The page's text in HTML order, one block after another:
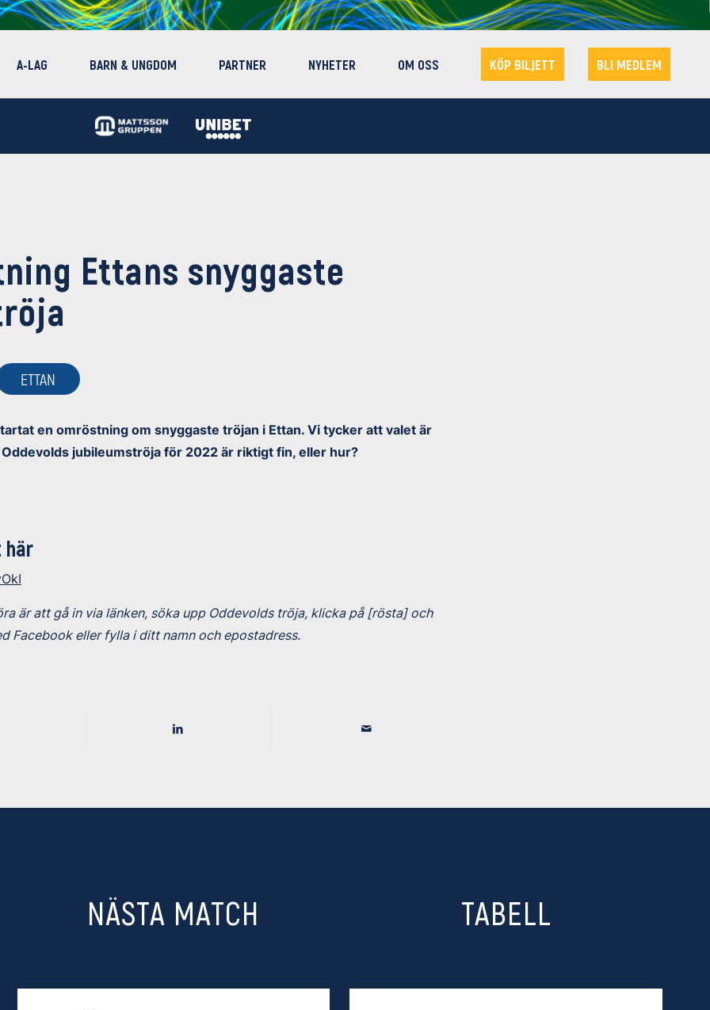
A-LAG BARN & UNGDOM PARTNER NYHETER OM OSS KÖP BILJETT BLI MEDLEM
Ettans snyggaste
ETTAN
en omröstning om snyggaste tröjan i Ettan. Vi tycker att valet är
jubileumströja för 2022 är riktigt fin, eller hur?
här
är att gå in via länken, söka upp Oddevolds tröja, klicka på [rösta] och
Facebook eller fylla i ditt namn och epostadress.
NÄSTA MATCH TABELL